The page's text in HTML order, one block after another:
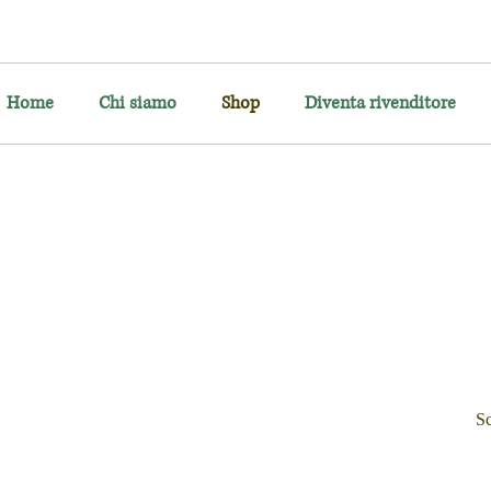
Home Chi siamo Shop Diventa rivenditore